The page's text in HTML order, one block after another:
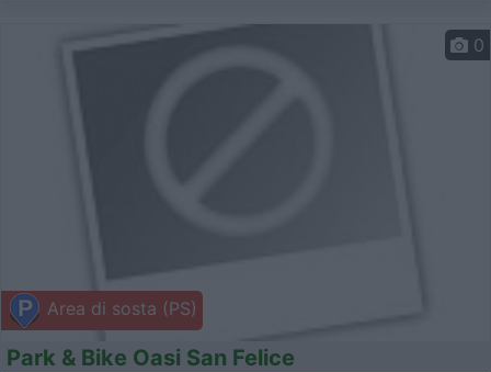
Area di sosta (PS)
0
Park & Bike Oasi San Felice